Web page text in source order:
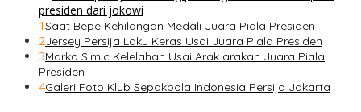
1Saat Bepe Kehilangan Medali Juara Piala Presiden
2Jersey Persija Laku Keras Usai Juara Piala Presiden
3Marko Simic Kelelahan Usai Arak arakan Juara Piala
Presiden
4Galeri Foto Klub Sepakbola Indonesia Persija Jakarta